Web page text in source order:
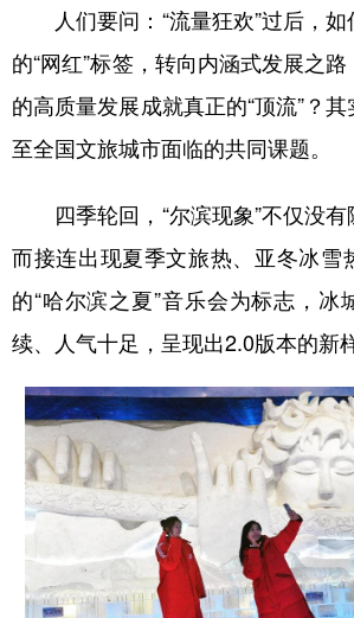
Русский язык 日本語
Deutsch Português
人们要问：“流量狂欢”过后，如
的“网红”标签，转向内涵式发展之
的高质量发展成就真正的“顶流”？
至全国文旅城市面临的共同课题。
四季轮回，“尔滨现象”不仅没有
而接连出现夏季文旅热、亚冬冰雪
的“哈尔滨之夏”音乐会为标志，冰
续、人气十足，呈现出2.0版本的新